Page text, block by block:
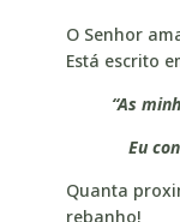
O Senhor
Está escrito
“As
Eu
Quanta
rebanho!